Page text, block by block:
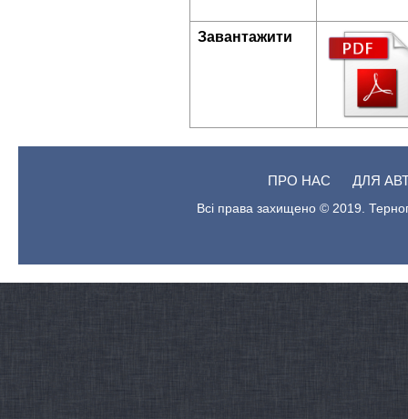
Завантажити
ПРО НАС ДЛЯ
Всі права захищено © 2019.